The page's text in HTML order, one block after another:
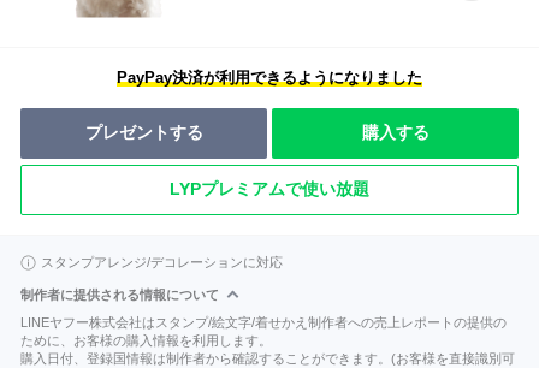
PayPay決済が利用できるようになりました
プレゼントする 購入する
LYPプレミアムで使い放題
スタンプアレンジ/デコレーションに対応
制作者に提供される情報について
LINEヤフー株式会社はスタンプ/絵文字/着せかえ制作者への売上レポートの提供の
ために、お客様の購入情報を利用します。
購入日付、登録国情報は制作者から確認することができます。(お客様を直接識別可